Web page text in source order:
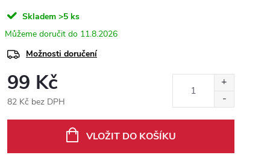
Skladem >5 ks
11.8.2026
Možnosti doručení
99 Kč
82 Kč bez DPH
VLOŽIT DO KOŠÍKU